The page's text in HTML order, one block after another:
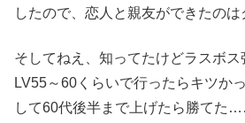
したので、恋人と親友ができたのは
そしてねえ、知ってたけどラスボ
LV55～60くらいで行ったらキツか
して60代後半まで上げたら勝てた